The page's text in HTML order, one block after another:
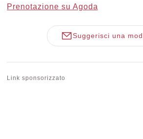
Prenotazione su Agoda
Suggerisci una
Link sponsorizzato